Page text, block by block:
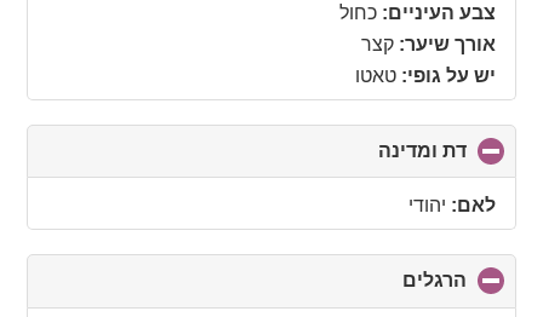
צבע העיניים: כחול
אורך שיער: קצר
יש על גופי: טאטו
דת ומדינה
to
לאם: יהודי
הרגלים
to